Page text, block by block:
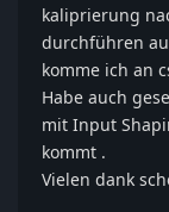
kaliprierung
durchführen
komme ich an
Habe auch
mit Input
kommt .
Vielen dank